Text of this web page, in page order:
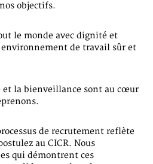
objectifs.
le monde avec dignité et
de travail sûr et
et la bienveillance sont au cœur
de recrutement reflète
au CICR. Nous
qui démontrent ces